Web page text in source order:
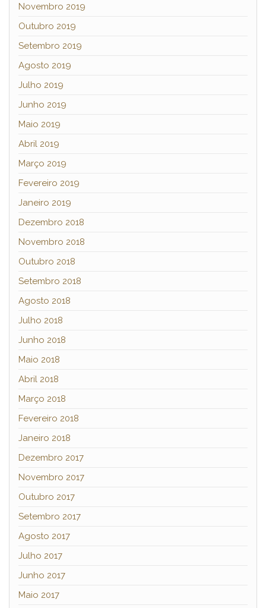
Novembro 2019
Outubro 2019
Setembro 2019
Agosto 2019
Julho 2019
Junho 2019
Maio 2019
Abril 2019
Março 2019
Fevereiro 2019
Janeiro 2019
Dezembro 2018
Novembro 2018
Outubro 2018
Setembro 2018
Agosto 2018
Julho 2018
Junho 2018
Maio 2018
Abril 2018
Março 2018
Fevereiro 2018
Janeiro 2018
Dezembro 2017
Novembro 2017
Outubro 2017
Setembro 2017
Agosto 2017
Julho 2017
Junho 2017
Maio 2017